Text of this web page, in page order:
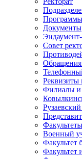
Программы
Документы
Совет
Обращения
Реквизиты
Филиалы и
Факультеты
Военный
Факультет
Факультет